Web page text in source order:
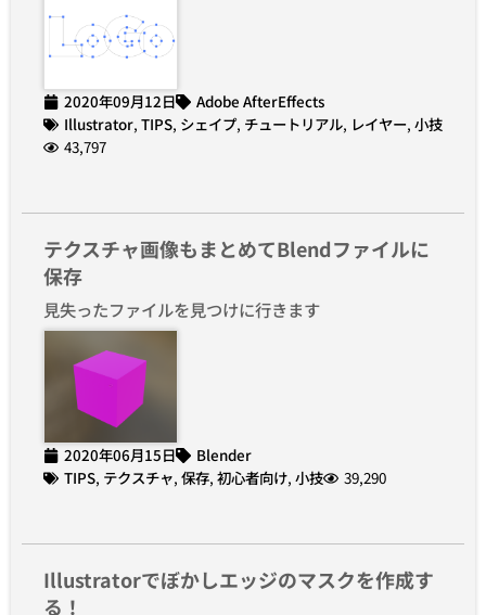
2020年09月12日
Adobe AfterEffects
Illustrator, TIPS, シェイプ, チュートリアル, レイヤー, 小技
43,797
テクスチャ画像もまとめてBlendファイルに
保存
見失ったファイルを見つけに行きます
2020年06月15日
Blender
TIPS, テクスチャ, 保存, 初心者向け, 小技 39,290
Illustratorでぼかしエッジのマスクを作成す
る！